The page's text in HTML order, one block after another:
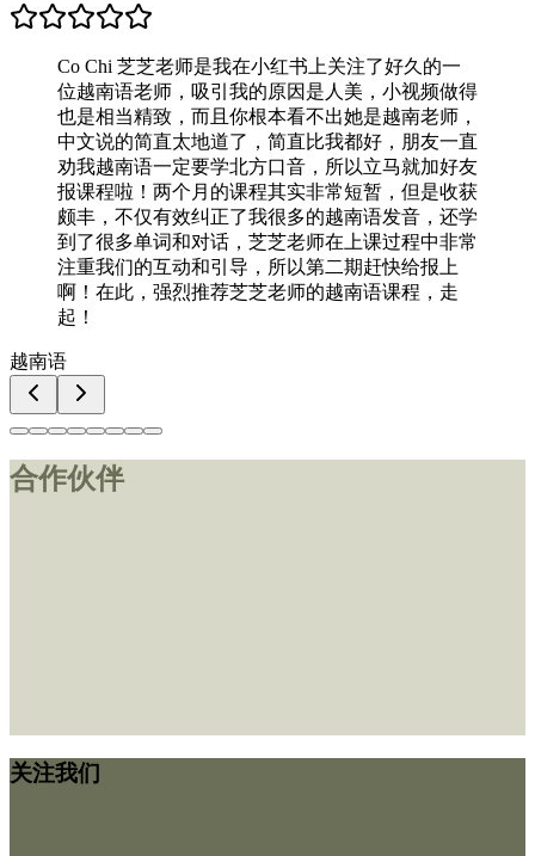
Co Chi 芝芝老师是我在小红书上关注了好久的一
位越南语老师，吸引我的原因是人美，小视频做得
也是相当精致，而且你根本看不出她是越南老师，
中文说的简直太地道了，简直比我都好，朋友一直
劝我越南语一定要学北方口音，所以立马就加好友
报课程啦！两个月的课程其实非常短暂，但是收获
颇丰，不仅有效纠正了我很多的越南语发音，还学
到了很多单词和对话，芝芝老师在上课过程中非常
注重我们的互动和引导，所以第二期赶快给报上
啊！在此，强烈推荐芝芝老师的越南语课程，走
起！
越南语
合作伙伴
关注我们